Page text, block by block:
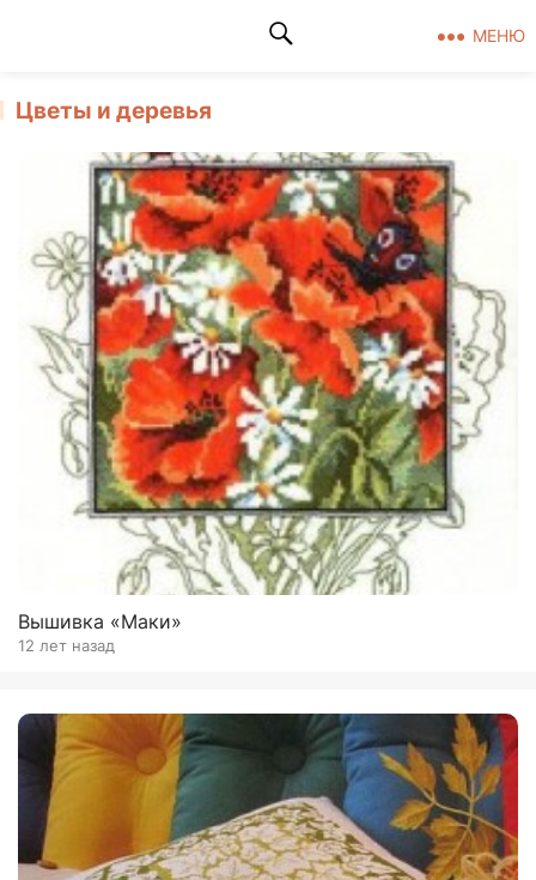
МЕНЮ
Цветы и деревья
Вышивка «Маки»
12 лет назад